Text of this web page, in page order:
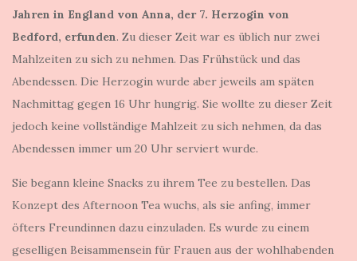
Jahren in England von Anna, der 7. Herzogin von
Bedford, erfunden. Zu dieser Zeit war es üblich nur zwei
Mahlzeiten zu sich zu nehmen. Das Frühstück und das
Abendessen. Die Herzogin wurde aber jeweils am späten
Nachmittag gegen 16 Uhr hungrig. Sie wollte zu dieser Zeit
jedoch keine vollständige Mahlzeit zu sich nehmen, da das
Abendessen immer um 20 Uhr serviert wurde.
Sie begann kleine Snacks zu ihrem Tee zu bestellen. Das
Konzept des Afternoon Tea wuchs, als sie anfing, immer
öfters Freundinnen dazu einzuladen. Es wurde zu einem
geselligen Beisammensein für Frauen aus der wohlhabenden